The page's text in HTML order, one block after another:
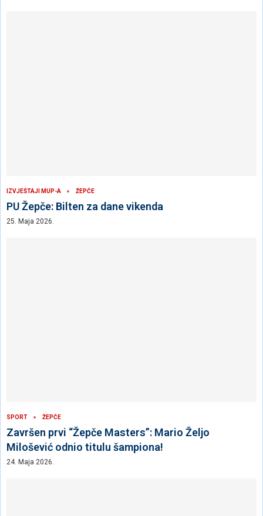
IZVJEŠTAJI MUP-A ŽEPČE
PU Žepče: Bilten za dane vikenda
25. Maja 2026.
SPORT ŽEPČE
Završen prvi “Žepče Masters”: Mario Željo
Milošević odnio titulu šampiona!
24. Maja 2026.